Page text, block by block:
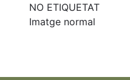
NO ETIQUETAT
Imatge normal